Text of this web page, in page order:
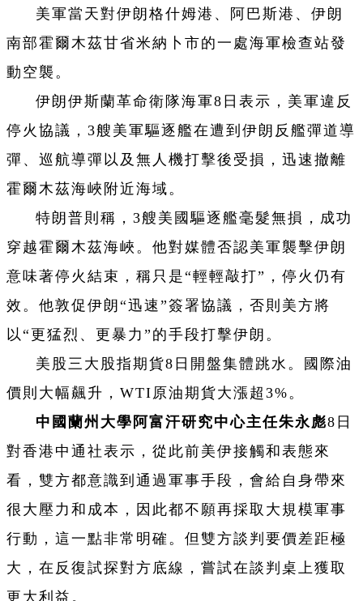
美軍當天對伊朗格什姆港、阿巴斯港、伊朗
南部霍爾木茲甘省米納卜市的一處海軍檢查站發
動空襲。
伊朗伊斯蘭革命衛隊海軍8日表示，美軍違反
停火協議，3艘美軍驅逐艦在遭到伊朗反艦彈道導
彈、巡航導彈以及無人機打擊後受損，迅速撤離
霍爾木茲海峽附近海域。
特朗普則稱，3艘美國驅逐艦毫髮無損，成功
穿越霍爾木茲海峽。他對媒體否認美軍襲擊伊朗
意味著停火結束，稱只是“輕輕敲打”，停火仍有
效。他敦促伊朗“迅速”簽署協議，否則美方將
以“更猛烈、更暴力”的手段打擊伊朗。
美股三大股指期貨8日開盤集體跳水。國際油
價則大幅飆升，WTI原油期貨大漲超3%。
中國蘭州大學阿富汗研究中心主任朱永彪8日
對香港中通社表示，從此前美伊接觸和表態來
看，雙方都意識到通過軍事手段，會給自身帶來
很大壓力和成本，因此都不願再採取大規模軍事
行動，這一點非常明確。但雙方談判要價差距極
大，在反復試探對方底線，嘗試在談判桌上獲取
更大利益。